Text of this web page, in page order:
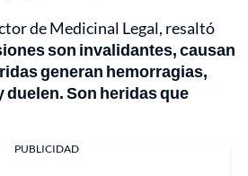
de Medicinal Legal, resaltó
son invalidantes, causan
generan hemorragias,
duelen. Son heridas que
PUBLICIDAD